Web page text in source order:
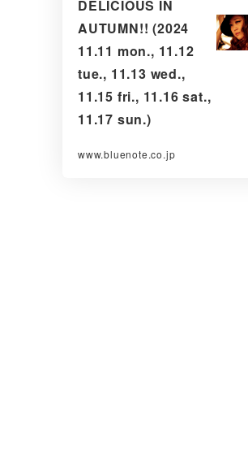
DELICIOUS IN
AUTUMN!! (2024
11.11 mon., 11.12
tue., 11.13 wed.,
11.15 fri., 11.16 sat.,
11.17 sun.)
www.bluenote.co.jp